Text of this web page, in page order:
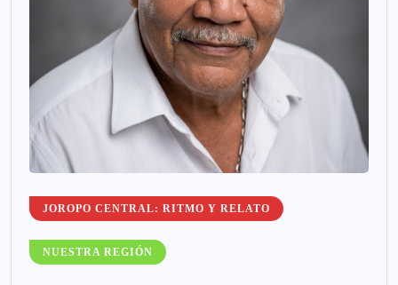
JOROPO CENTRAL: RITMO Y RELATO
NUESTRA REGIÓN